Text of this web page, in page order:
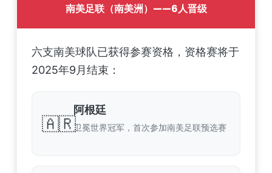
南美足联（南美洲）——6人晋级
六支南美球队已获得参赛资格，资格赛将于
2025年9月结束：
🇦🇷
阿根廷
卫冕世界冠军，首次参加南美足联预选赛